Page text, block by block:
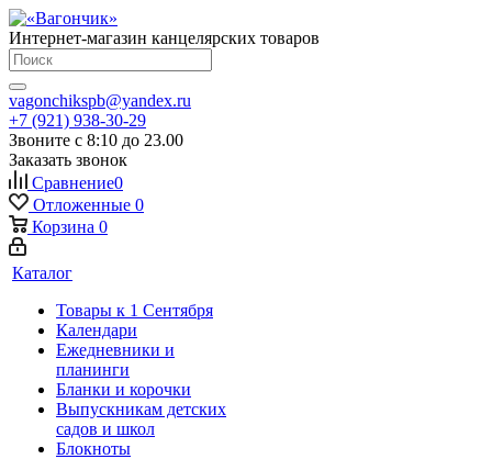
Интернет-магазин канцелярских товаров
vagonchikspb@yandex.ru
+7 (921) 938-30-29
Звоните с 8:10 до 23.00
Заказать звонок
Сравнение0
Отложенные 0
Корзина 0
Каталог
Товары к 1 Сентября
Календари
Ежедневники и
планинги
Бланки и корочки
Выпускникам детских
садов и школ
Блокноты